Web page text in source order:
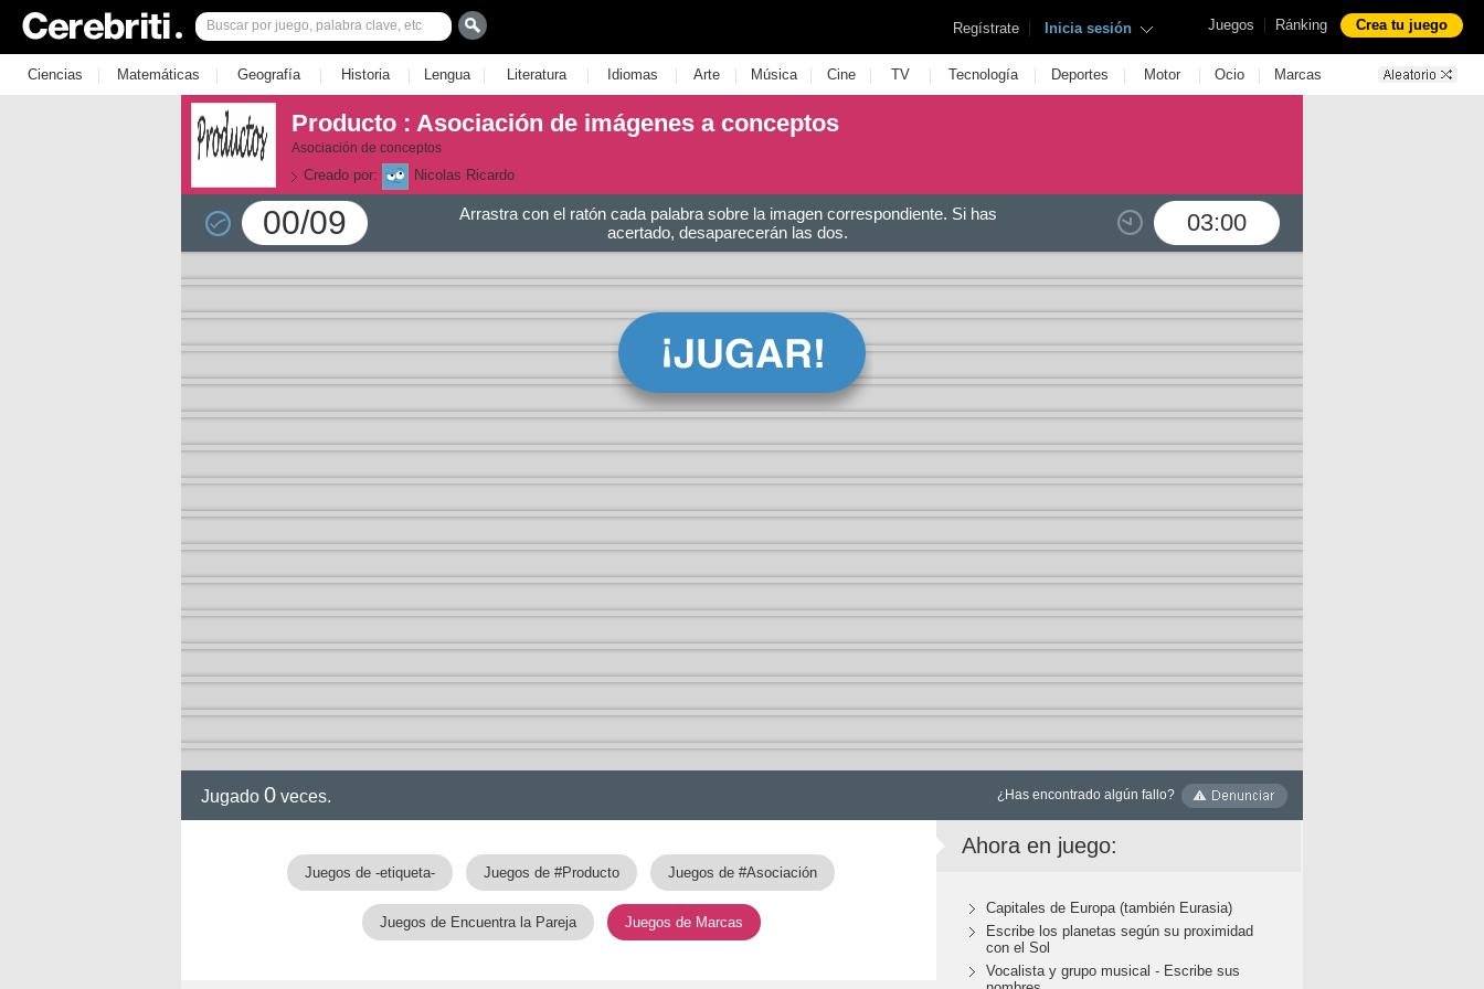
Juegos | Ránking Crea tu juego
Regístrate | Inicia sesión
Ciencias | Matemáticas | Geografía | Historia | Lengua | Literatura | Idiomas | Arte | Música | Cine | TV | Tecnología | Deportes | Motor | Ocio | Marcas
Producto : Asociación de imágenes a conceptos
Asociación de conceptos
Creado por: Nicolas Ricardo
00/09 03:00
Arrastra con el ratón cada palabra sobre la imagen correspondiente. Si has
acertado, desaparecerán las dos.
Jugado 0 veces. ¿Has encontrado algún fallo?
Juegos de -etiqueta- Juegos de #Producto Juegos de #Asociación
Juegos de Encuentra la Pareja Juegos de Marcas
Ahora en juego:
Capitales de Europa (también Eurasia)
Escribe los planetas según su proximidad
con el Sol
Vocalista y grupo musical - Escribe sus